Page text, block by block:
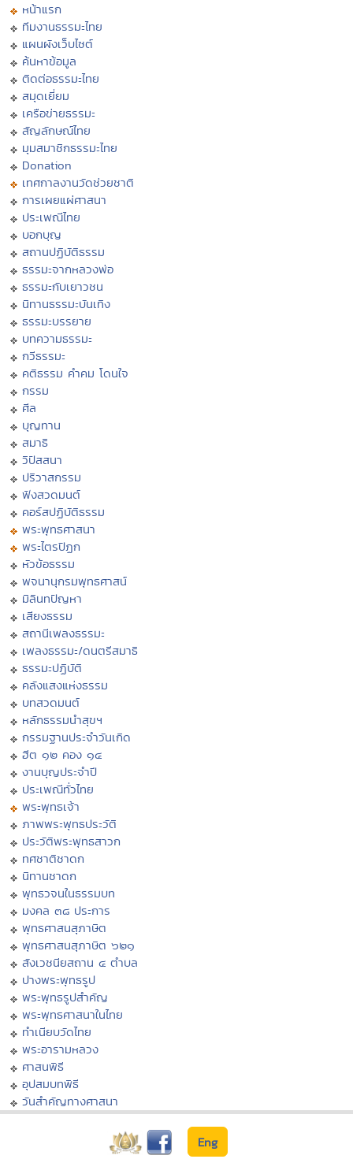
หน้าแรก
ทีมงานธรรมะไทย
แผนผังเว็บไซต์
ค้นหาข้อมูล
ติดต่อธรรมะไทย
สมุดเยี่ยม
เครือข่ายธรรมะ
สัญลักษณ์ไทย
มุมสมาชิกธรรมะไทย
Donation
เทศกาลงานวัดช่วยชาติ
การเผยแผ่ศาสนา
ประเพณีไทย
บอกบุญ
สถานปฏิบัติธรรม
ธรรมะจากหลวงพ่อ
ธรรมะกับเยาวชน
นิทานธรรมะบันเทิง
ธรรมะบรรยาย
บทความธรรมะ
กวีธรรมะ
คติธรรม คำคม โดนใจ
กรรม
ศีล
บุญทาน
สมาธิ
วิปัสสนา
ปริวาสกรรม
ฟังสวดมนต์
คอร์สปฏิบัติธรรม
พระพุทธศาสนา
พระไตรปิฏก
หัวข้อธรรม
พจนานุกรมพุทธศาสน์
มิลินทปัญหา
เสียงธรรม
สถานีเพลงธรรมะ
เพลงธรรมะ/ดนตรีสมาธิ
ธรรมะปฏิบัติ
คลังแสงแห่งธรรม
บทสวดมนต์
หลักธรรมนำสุขฯ
กรรมฐานประจำวันเกิด
ฮีต ๑๒ คอง ๑๔
งานบุญประจำปี
ประเพณีทั่วไทย
พระพุทธเจ้า
ภาพพระพุทธประวัติ
ประวัติพระพุทธสาวก
ทศชาติชาดก
นิทานชาดก
พุทธวจนในธรรมบท
มงคล ๓๘ ประการ
พุทธศาสนสุภาษิต
พุทธศาสนสุภาษิต ๖๒๑
สังเวชนียสถาน ๔ ตำบล
ปางพระพุทธรูป
พระพุทธรูปสำคัญ
พระพุทธศาสนาในไทย
ทำเนียบวัดไทย
พระอารามหลวง
ศาสนพิธี
อุปสมบทพิธี
วันสำคัญทางศาสนา
Eng